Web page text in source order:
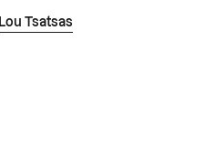
Lou Tsatsas